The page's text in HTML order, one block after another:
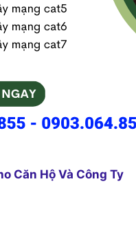
Căn Hộ Và Công Ty